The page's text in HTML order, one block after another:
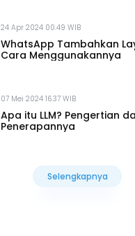
24 Apr 2024 00.49 WIB
WhatsApp Tambahkan
Cara Menggunakannya
07 Mei 2024 16.37 WIB
Apa itu LLM? Pengertian
Penerapannya
Selengkapnya